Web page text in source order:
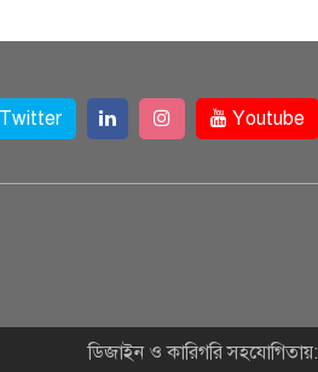
Twitter Youtube
ডিজাইন ও কারিগরি সহযোগিতায়: